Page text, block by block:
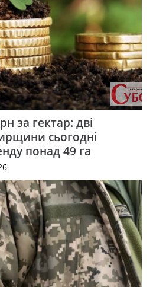
за гектар: дві
сьогодні
понад 49 га